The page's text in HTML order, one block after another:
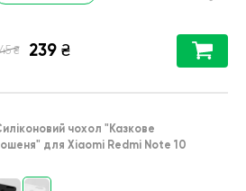
₴ 239 ₴
чохол "Казкове
для Xiaomi Redmi Note 10